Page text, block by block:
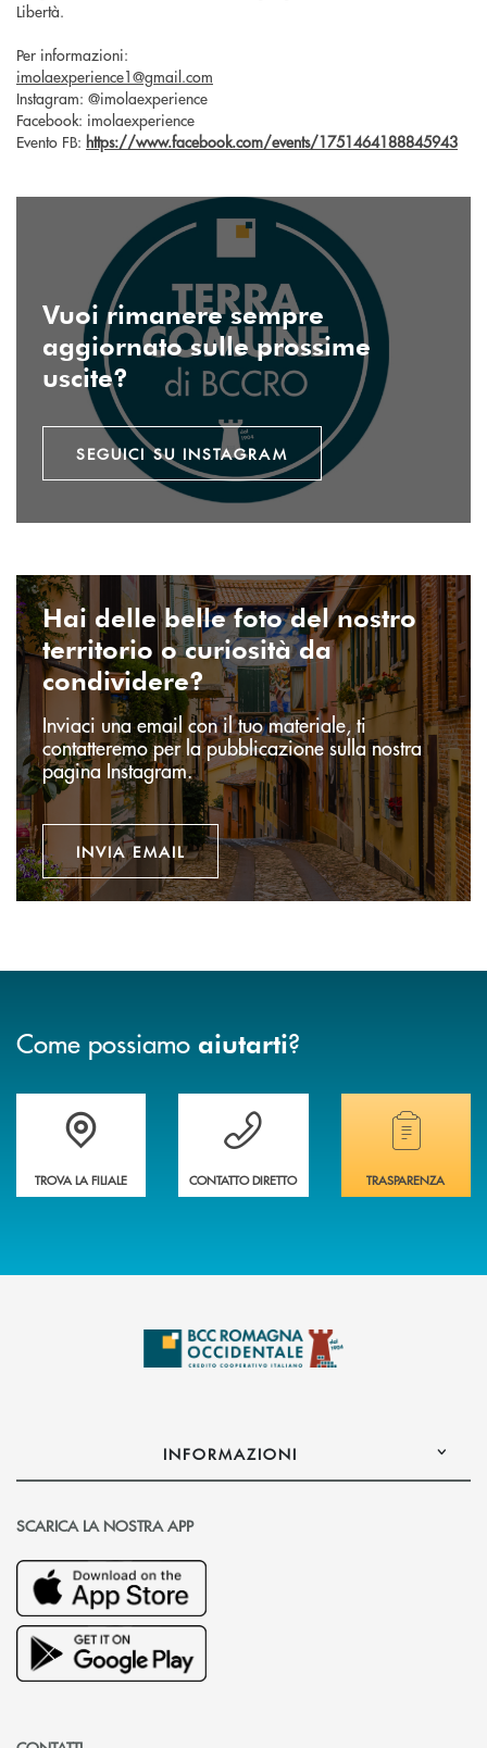
Libertà.
Per informazioni:
imolaexperience1@gmail.com
Instagram: @imolaexperience
Facebook: imolaexperience
Evento FB: https://www.facebook.com/events/1751464188845943
Vuoi rimanere sempre
aggiornato sulle prossime
uscite?
SEGUICI SU INSTAGRAM
Invia email
Hai delle belle foto del nostro
territorio o curiosità da
condividere?
Inviaci una email con il tuo materiale, ti
contatteremo per la pubblicazione sulla nostra
pagina Instagram.
INVIA EMAIL
Come possiamo aiutarti?
Accedi all' elenco completo delle filiali della banca.
TROVA LA FILIALE
Hai bisogno di assistenza immediata?
CONTATTO DIRETTO
Hai bisogno di
TRASPARENZA
INFORMAZIONI
SCARICA LA NOSTRA APP